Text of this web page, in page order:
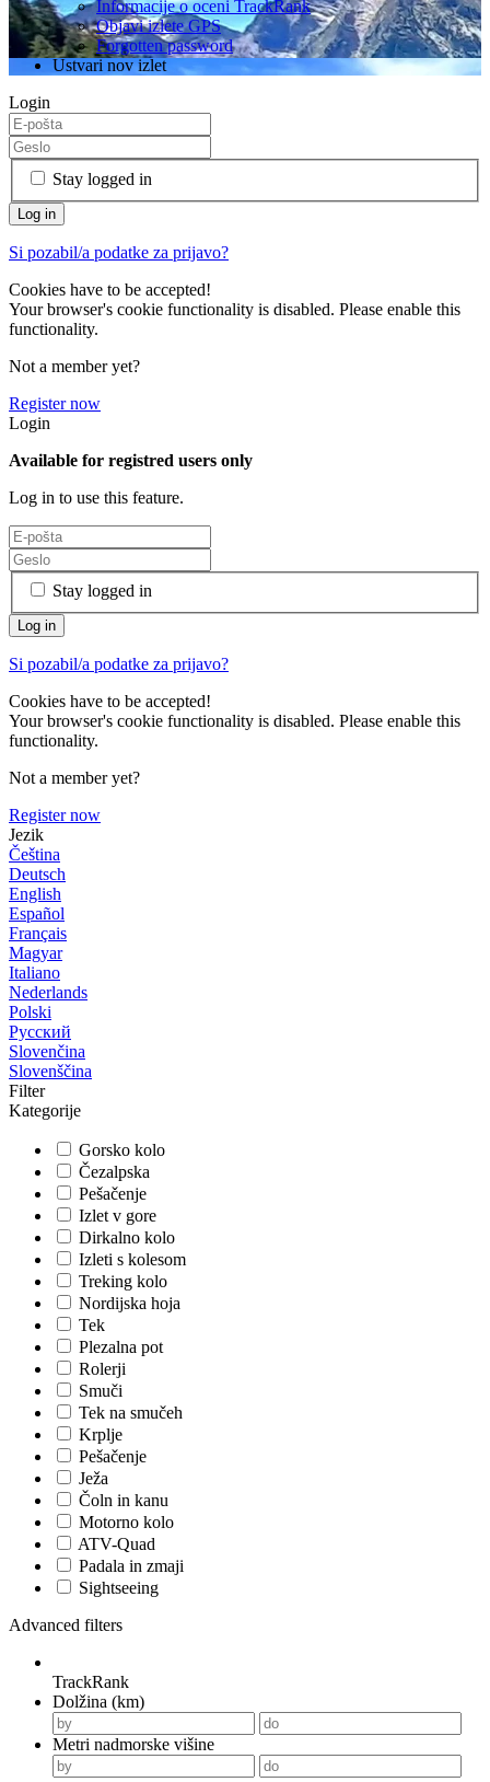
Informacije o oceni TrackRank
Objavi izlete GPS
Forgotten password
Ustvari nov izlet
Login
Stay logged in
Si pozabil/a podatke za prijavo?
Cookies have to be accepted!
Your browser's cookie functionality is disabled. Please enable this
functionality.
Not a member yet?
Register now
Login
Available for registred users only
Log in to use this feature.
Stay logged in
Si pozabil/a podatke za prijavo?
Cookies have to be accepted!
Your browser's cookie functionality is disabled. Please enable this
functionality.
Not a member yet?
Register now
Jezik
Čeština
Deutsch
English
Español
Français
Magyar
Italiano
Nederlands
Polski
Русский
Slovenčina
Slovenščina
Filter
Kategorije
Gorsko kolo
Čezalpska
Pešačenje
Izlet v gore
Dirkalno kolo
Izleti s kolesom
Treking kolo
Nordijska hoja
Tek
Plezalna pot
Rolerji
Smuči
Tek na smučeh
Krplje
Pešačenje
Ježa
Čoln in kanu
Motorno kolo
ATV-Quad
Padala in zmaji
Sightseeing
Advanced filters
TrackRank
Dolžina (km)
Metri nadmorske višine